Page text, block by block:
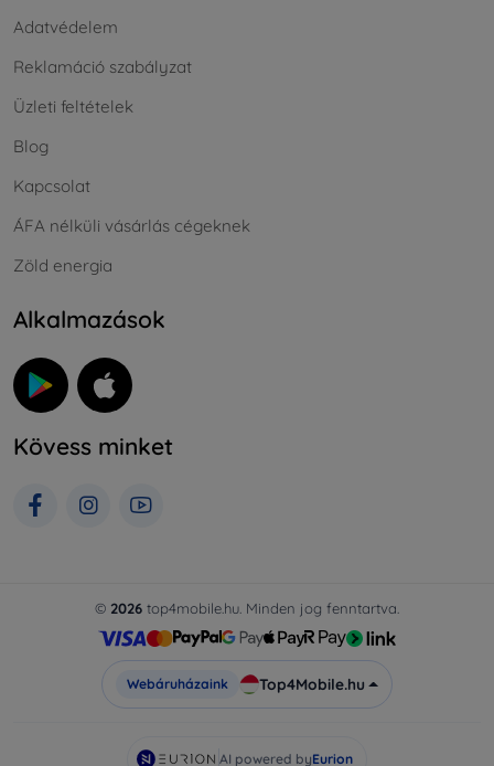
Adatvédelem
Reklamáció szabályzat
Üzleti feltételek
Blog
Kapcsolat
ÁFA nélküli vásárlás cégeknek
Zöld energia
Alkalmazások
Kövess minket
© 2026 top4mobile.hu. Minden jog fenntartva.
Webáruházaink Top4Mobile.hu
AI powered byEurion